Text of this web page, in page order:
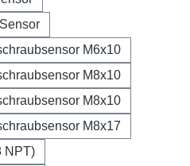
M6x10
M8x10
M8x10
M8x17
NPT)